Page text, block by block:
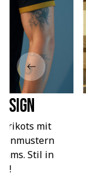
Trikots mit
Stil in